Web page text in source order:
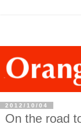
2012/10/04
On the road